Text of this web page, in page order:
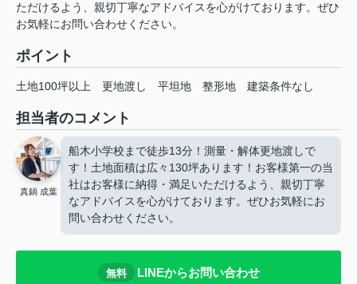
ただけるよう、親切丁寧なアドバイスを心がけております。ぜひ
お気軽にお問い合わせください。
ポイント
土地100坪以上 更地渡し 平坦地 整形地 建築条件なし
担当者のコメント
真鍋 成葉
船木小学校まで徒歩13分！測量・解体更地渡しで
す！土地面積は広々130坪あります！お客様第一の当
社はお客様に納得・満足いただけるよう、親切丁寧
なアドバイスを心がけております。ぜひお気軽にお
問い合わせください。
無料 LINEからお問い合わせ